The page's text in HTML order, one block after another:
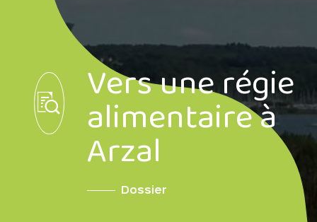
Vers une régie
alimentaire à
Arzal
Dossier